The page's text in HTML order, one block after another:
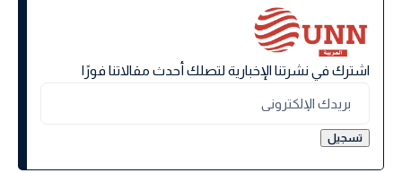
اشترك في نشرتنا الإخبارية لتصلك أحدث مقالاتنا فورًا